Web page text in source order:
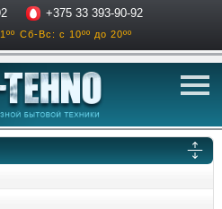
+375 33 393-90-92
Сб-Вс: с 10ºº до 20ºº